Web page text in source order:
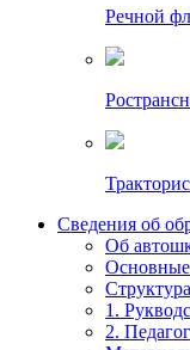
Речной
Сведения об
Об
Основные
1.
2.